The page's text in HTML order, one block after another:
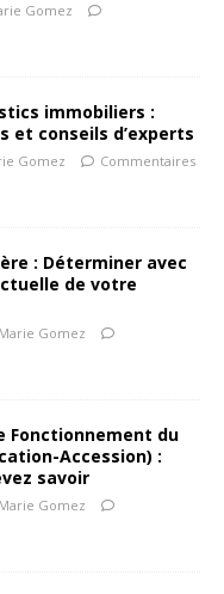
Gomez
immobiliers :
et conseils d’experts
Gomez
Commentaires
: Déterminer avec
de votre
Marie Gomez
Fonctionnement du
Accession) :
savoir
Marie Gomez